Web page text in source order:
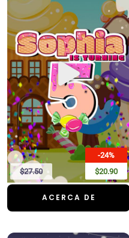
-24%
$20.90
$27.50
ACERCA DE